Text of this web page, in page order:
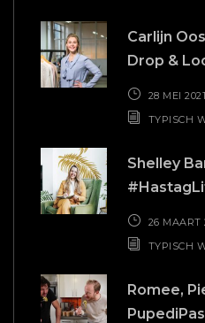
Carlijn
Drop &
28 MEI 2021
TYPISCH
Shelley
26 MAART
TYPISCH
Romee,